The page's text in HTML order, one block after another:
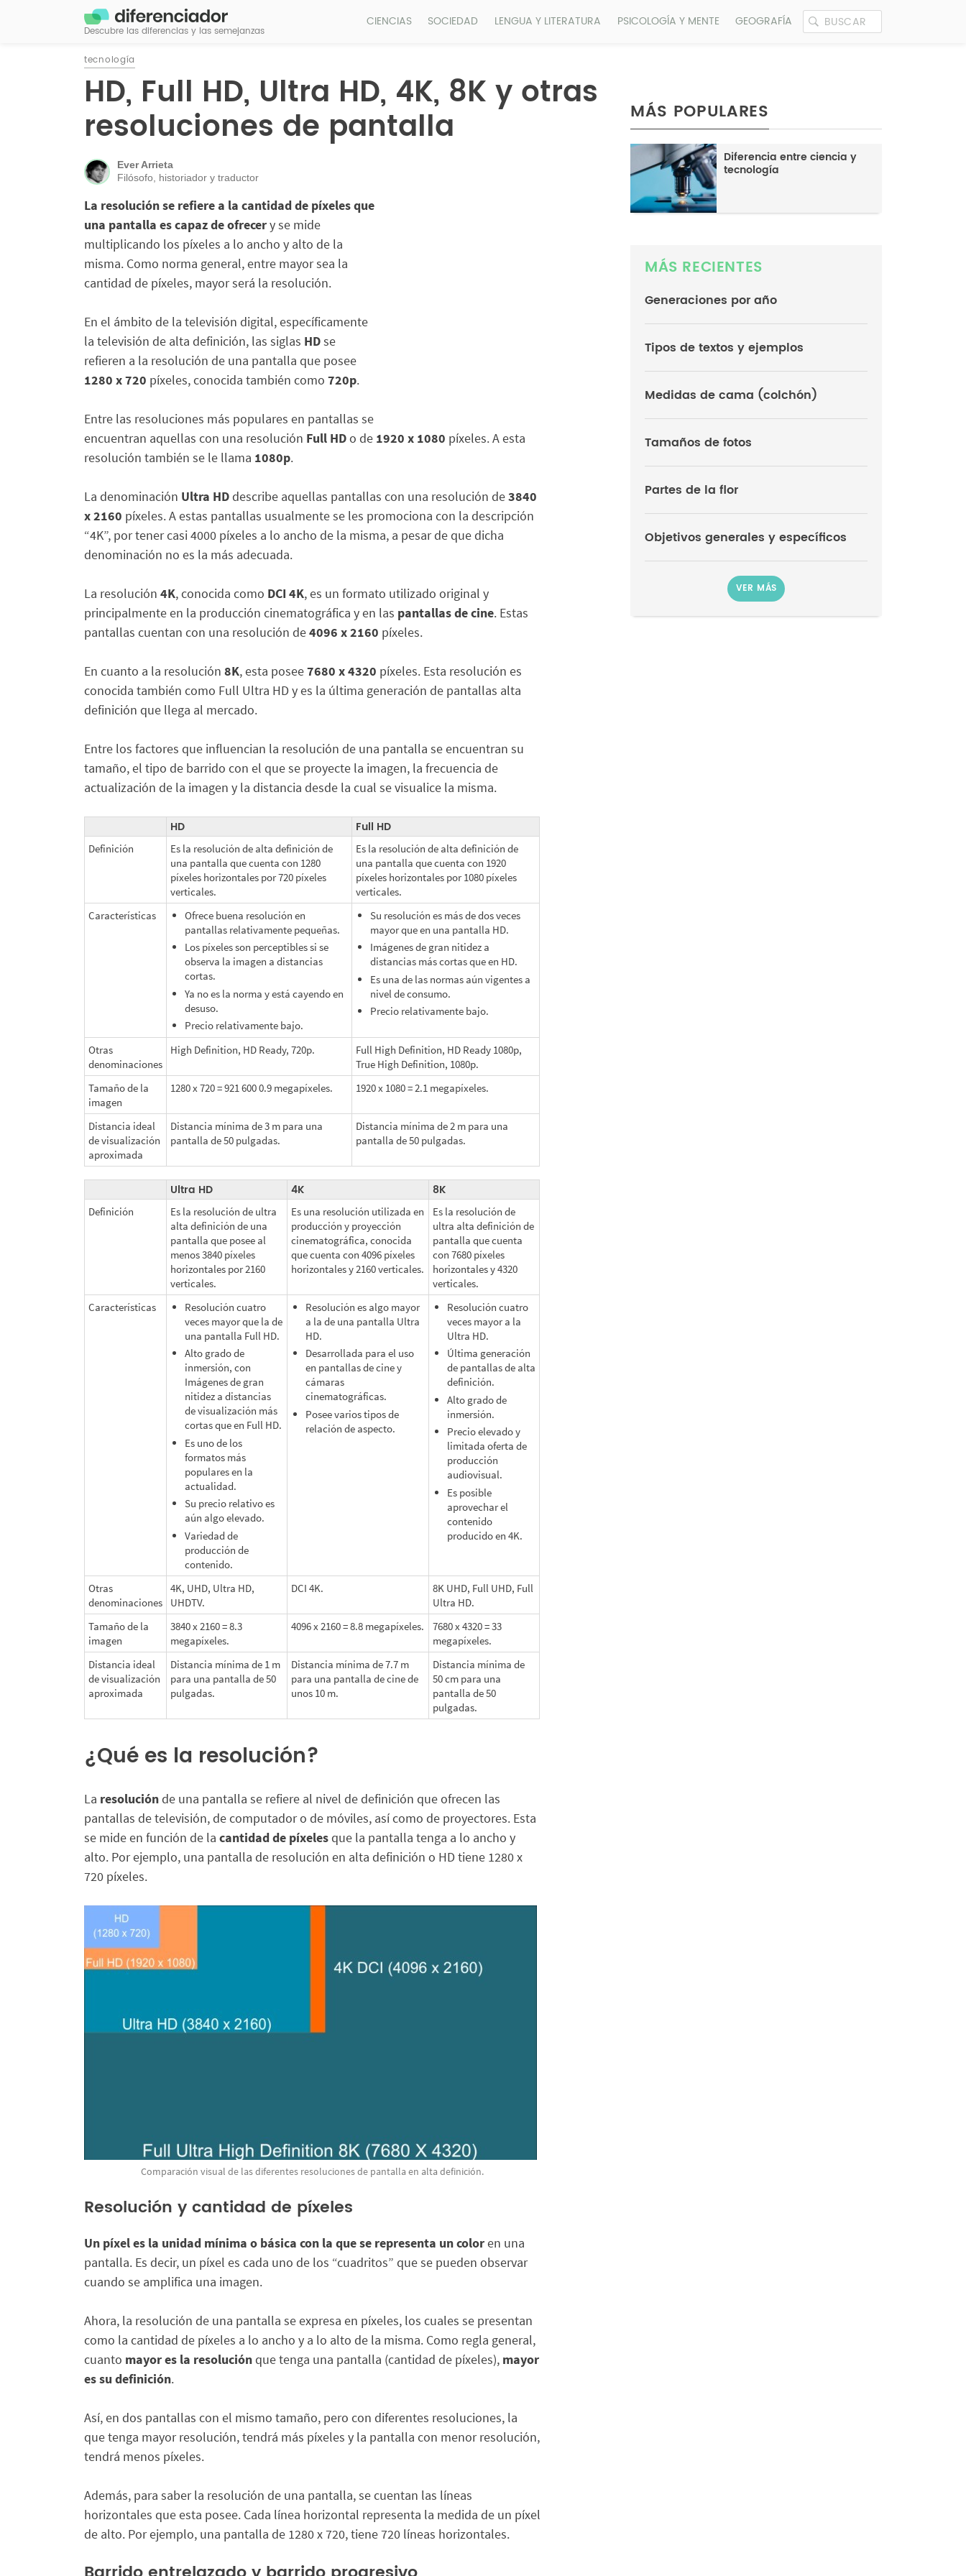
Descubre las diferencias y las semejanzas
CIENCIAS SOCIEDAD LENGUA Y LITERATURA PSICOLOGÍA Y MENTE GEOGRAFÍA
tecnología
HD, Full HD, Ultra HD, 4K, 8K y otras
resoluciones de pantalla
Ever Arrieta
Filósofo, historiador y traductor
La resoluciónse refiere a la cantidad de píxeles que
una pantalla es capaz de ofrecery se mide
multiplicando los píxeles a lo ancho y alto de la
misma. Como norma general, entre mayor sea la
cantidad de píxeles, mayor será la resolución.
En el ámbito de la televisión digital, específicamente
la televisión de alta definición, las siglas HDse
refieren a la resolución de una pantalla que posee
1280 x 720 píxeles, conocida también como 720p.
Entre las resoluciones más populares en pantallas se
encuentran aquellas con una resolución Full HDo de 1920 x 1080 píxeles. A esta
resolución también se le llama 1080p.
La denominación Ultra HDdescribe aquellas pantallas con una resolución de3840
x 2160 píxeles. A estas pantallas usualmente se les promociona con la descripción
“4K”, por tener casi 4000 píxeles a lo ancho de la misma, a pesar de que dicha
denominación no es la más adecuada.
La resolución 4K, conocida como DCI 4K, es un formato utilizado original y
principalmente en la producción cinematográfica y en las pantallas de cine. Estas
pantallas cuentan con una resolución de4096 x 2160 píxeles.
En cuanto a la resolución 8K, esta posee7680 x 4320 píxeles. Esta resolución es
conocida también como Full Ultra HD y es la última generación de pantallas alta
definición que llega al mercado.
Entre los factores que influencian la resolución de una pantalla se encuentran su
tamaño, el tipo de barrido con el que se proyecte la imagen, la frecuencia de
actualización de la imagen y la distancia desde la cual se visualice la misma.
HD Full HD
Definición
Es la resolución de alta definición de
una pantalla que cuenta con 1280
píxeles horizontales por 720 píxeles
verticales.
Es la resolución de alta definición de
una pantalla que cuenta con 1920
píxeles horizontales por 1080 píxeles
verticales.
Características
Ofrece buena resolución en
pantallas relativamente pequeñas.
Los píxeles son perceptibles si se
observa la imagen a distancias
cortas.
Ya no es la norma y está cayendo en
desuso.
Precio relativamente bajo.
Su resolución es más de dos veces
mayor que en una pantalla HD.
Imágenes de gran nitidez a
distancias más cortas que en HD.
Es una de las normas aún vigentes a
nivel de consumo.
Precio relativamente bajo.
Otras
denominaciones
High Definition, HD Ready, 720p.
Full High Definition, HD Ready 1080p,
True High Definition, 1080p.
Tamaño de la
imagen
1280 x 720 = 921 600 0.9 megapíxeles. 1920 x 1080 = 2.1 megapíxeles.
Distancia ideal
de visualización
aproximada
Distancia mínima de 3 m para una
pantalla de 50 pulgadas.
Distancia mínima de 2 m para una
pantalla de 50 pulgadas.
Ultra HD 4K 8K
Definición
Es la resolución de ultra
alta definición de una
pantalla que posee al
menos 3840 píxeles
horizontales por 2160
verticales.
Es una resolución utilizada en
producción y proyección
cinematográfica, conocida
que cuenta con 4096 píxeles
horizontales y 2160 verticales.
Es la resolución de
ultra alta definición de
pantalla que cuenta
con 7680 píxeles
horizontales y 4320
verticales.
Características
Resolución cuatro
veces mayor que la de
una pantalla Full HD.
Alto grado de
inmersión, con
Imágenes de gran
nitidez a distancias
de visualización más
cortas que en Full HD.
Es uno de los
formatos más
populares en la
actualidad.
Su precio relativo es
aún algo elevado.
Variedad de
producción de
contenido.
Resolución es algo mayor
a la de una pantalla Ultra
HD.
Desarrollada para el uso
en pantallas de cine y
cámaras
cinematográficas.
Posee varios tipos de
relación de aspecto.
Resolución cuatro
veces mayor a la
Ultra HD.
Última generación
de pantallas de alta
definición.
Alto grado de
inmersión.
Precio elevado y
limitada oferta de
producción
audiovisual.
Es posible
aprovechar el
contenido
producido en 4K.
Otras
denominaciones
4K, UHD, Ultra HD,
UHDTV.
DCI 4K.
8K UHD, Full UHD, Full
Ultra HD.
Tamaño de la
imagen
3840 x 2160 = 8.3
megapíxeles.
4096 x 2160 = 8.8 megapíxeles.
7680 x 4320 = 33
megapíxeles.
Distancia ideal
de visualización
aproximada
Distancia mínima de 1 m
para una pantalla de 50
pulgadas.
Distancia mínima de 7.7 m
para una pantalla de cine de
unos 10 m.
Distancia mínima de
50 cm para una
pantalla de 50
pulgadas.
¿Qué es la resolución?
La resoluciónde una pantalla se refiere al nivel de definición que ofrecen las
pantallas de televisión, de computador o de móviles, así como de proyectores. Esta
se mide en función de la cantidad de píxelesque la pantalla tenga a lo ancho y
alto. Por ejemplo, una pantalla de resolución en alta definición o HD tiene 1280 x
720 píxeles.
Comparación visual de las diferentes resoluciones de pantalla en alta definición.
Resolución y cantidad de píxeles
Un píxeles la unidad mínima o básica con la que se representa un coloren una
pantalla. Es decir, un píxel es cada uno de los “cuadritos” que se pueden observar
cuando se amplifica una imagen.
Ahora, la resolución de una pantalla se expresa en píxeles, los cuales se presentan
como la cantidad de píxeles a lo ancho y a lo alto de la misma. Como regla general,
cuanto mayor es la resoluciónque tenga una pantalla (cantidad de píxeles), mayor
es su definición.
Así, en dos pantallas con el mismo tamaño, pero con diferentes resoluciones, la
que tenga mayor resolución, tendrá más píxeles y la pantalla con menor resolución,
tendrá menos píxeles.
Además, para saber la resolución de una pantalla, se cuentan las líneas
horizontales que esta posee. Cada línea horizontal representa la medida de un píxel
de alto. Por ejemplo, una pantalla de 1280 x 720, tiene 720 líneas horizontales.
MÁS POPULARES
Diferencia entre ciencia y
tecnología
MÁS RECIENTES
Generaciones por año
Tipos de textos y ejemplos
Medidas de cama (colchón)
Tamaños de fotos
Partes de la flor
Objetivos generales y específicos
VER MÁS